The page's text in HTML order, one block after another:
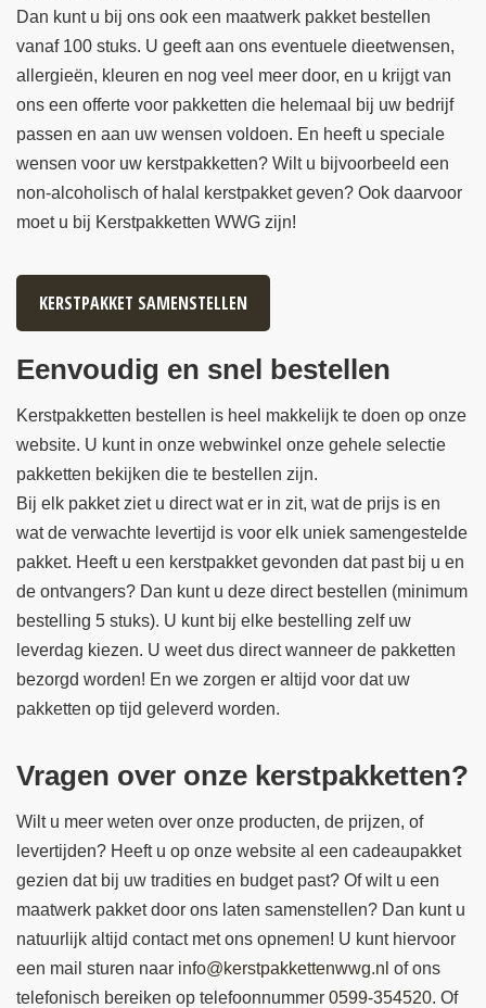
Dan kunt u bij ons ook een maatwerk pakket bestellen
vanaf 100 stuks. U geeft aan ons eventuele dieetwensen,
allergieën, kleuren en nog veel meer door, en u krijgt van
ons een offerte voor pakketten die helemaal bij uw bedrijf
passen en aan uw wensen voldoen. En heeft u speciale
wensen voor uw kerstpakketten? Wilt u bijvoorbeeld een
non-alcoholisch of halal kerstpakket geven? Ook daarvoor
moet u bij Kerstpakketten WWG zijn!
KERSTPAKKET SAMENSTELLEN
Eenvoudig en snel bestellen
Kerstpakketten bestellen is heel makkelijk te doen op onze
website. U kunt in onze webwinkel onze gehele selectie
pakketten bekijken die te bestellen zijn.
Bij elk pakket ziet u direct wat er in zit, wat de prijs is en
wat de verwachte levertijd is voor elk uniek samengestelde
pakket. Heeft u een kerstpakket gevonden dat past bij u en
de ontvangers? Dan kunt u deze direct bestellen (minimum
bestelling 5 stuks). U kunt bij elke bestelling zelf uw
leverdag kiezen. U weet dus direct wanneer de pakketten
bezorgd worden! En we zorgen er altijd voor dat uw
pakketten op tijd geleverd worden.
Vragen over onze kerstpakketten?
Wilt u meer weten over onze producten, de prijzen, of
levertijden? Heeft u op onze website al een cadeaupakket
gezien dat bij uw tradities en budget past? Of wilt u een
maatwerk pakket door ons laten samenstellen? Dan kunt u
natuurlijk altijd contact met ons opnemen! U kunt hiervoor
een mail sturen naar info@kerstpakkettenwwg.nl of ons
telefonisch bereiken op telefoonnummer 0599-354520. Of